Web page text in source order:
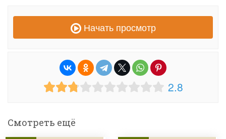
Начать просмотр
2.8
Смотреть ещё